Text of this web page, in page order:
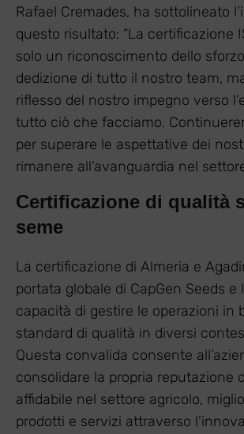
Rafael Cremades, ha sottolineato
questo risultato: “La certificazione
solo un riconoscimento dello
dedizione di tutto il nostro team,
riflesso del nostro impegno verso
tutto ciò che facciamo.
per superare le aspettative dei
rimanere all’avanguardia nel
Certificazione di qualità
seme
La certificazione di Almeria e
portata globale di CapGen Seeds e
capacità di gestire le operazioni in
standard di qualità in diversi
Questa convalida consente
consolidare la propria reputazione
affidabile nel settore agricolo,
prodotti e servizi attraverso